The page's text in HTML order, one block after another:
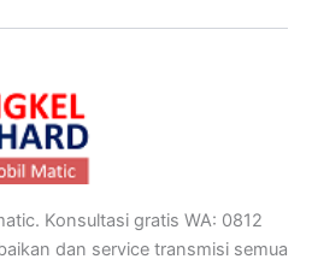
Konsultasi gratis WA: 0812
dan service transmisi semua